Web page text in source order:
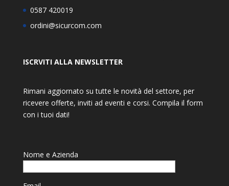
0587 420019
ordini@sicurcom.com
ISCRVITI ALLA NEWSLETTER
Rimani aggiornato su tutte le novità del settore, per
ricevere offerte, inviti ad eventi e corsi. Compila il form
con i tuoi dati!
Nome e Azienda